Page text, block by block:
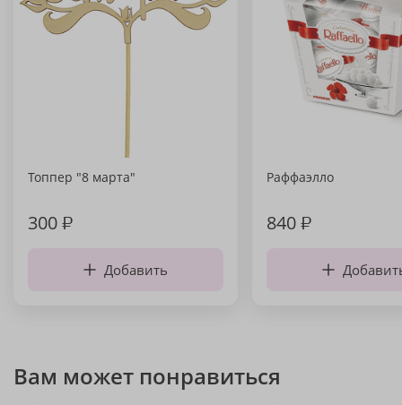
Топпер "8 марта"
300₽
Добавить
Раффаэлло
840₽
Вам может понравиться